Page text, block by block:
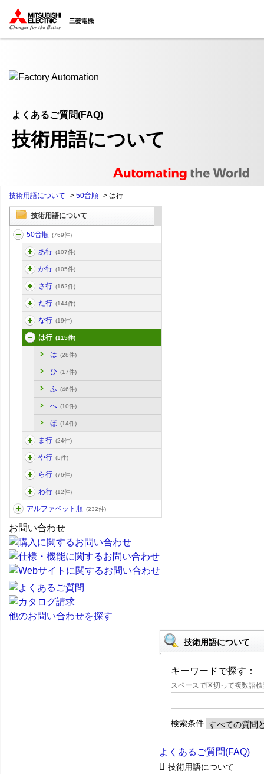
ここから本文
よくあるご質問(FAQ)
技術用語について
技術用語について > 50音順 > は行
技術用語について
50音順 (769件)
あ行 (107件)
か行 (105件)
さ行 (162件)
た行 (144件)
な行 (19件)
は行 (115件)
は (28件)
ひ (17件)
ふ (46件)
へ (10件)
ほ (14件)
ま行 (24件)
や行 (5件)
ら行 (76件)
わ行 (12件)
アルファベット順 (232件)
お問い合わせ
他のお問い合わせを探す
技術用語について
キーワードで探す：
スペースで区切って複数語
検索条件
よくあるご質問(FAQ)
技術用語について